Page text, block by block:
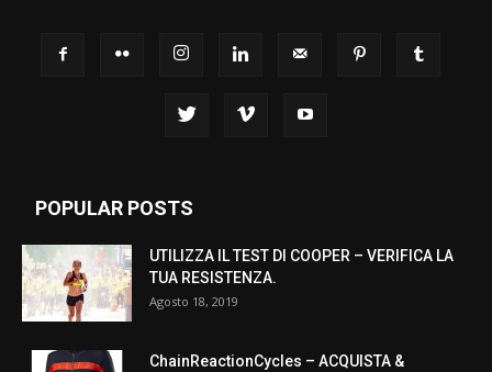
POPULAR POSTS
UTILIZZA IL TEST DI COOPER – VERIFICA LA
TUA RESISTENZA.
Agosto 18, 2019
ChainReactionCycles – ACQUISTA &